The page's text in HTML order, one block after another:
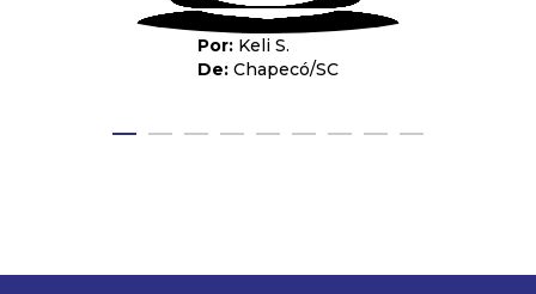
Keli S.
Chapecó/SC